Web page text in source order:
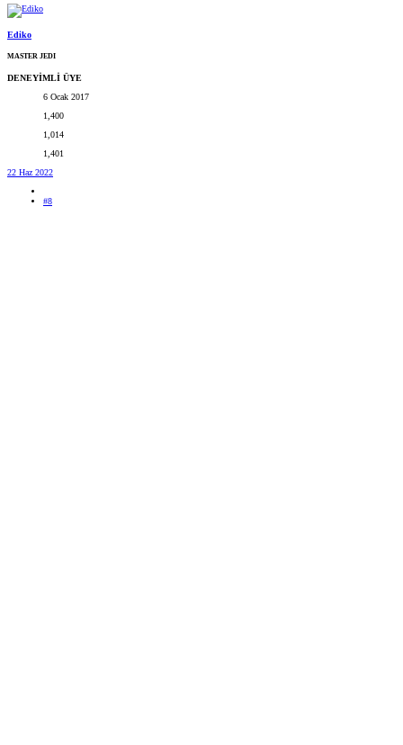
Ediko
MASTER JEDI
DENEYİMLİ ÜYE
6 Ocak 2017
1,400
1,014
1,401
22 Haz 2022
#8